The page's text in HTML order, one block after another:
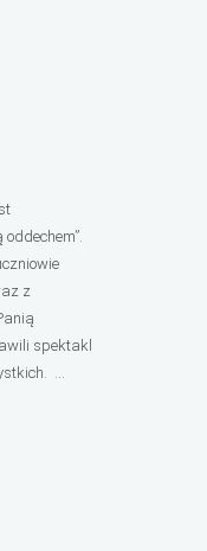
z
spektakl
...